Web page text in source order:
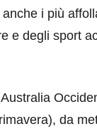
i più
e degli sport
da